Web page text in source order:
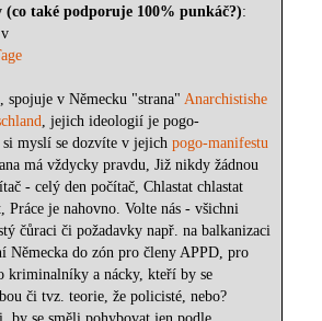
(co také podporuje 100% punkáč?):
, spojuje v Německu "strana"Anarchistishe
, jejich ideologií je pogo-
si myslí se dozvíte v jejichpogo-manifestu
má vždycky pravdu, Již nikdy žádnou
- celý den počítač, Chlastat chlastat
Práce je nahovno. Volte nás - všichni
čůraci či požadavky např. na balkanizaci
Německa do zón pro členy APPD, pro
kriminalníky a nácky, kteří by se
či tvz. teorie, že policisté, nebo?